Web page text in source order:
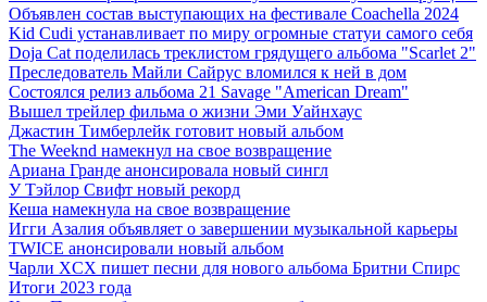
Объявлен состав выступающих на фестивале Coachella 2024
Kid Cudi устанавливает по миру огромные статуи самого себя
Doja Cat поделилась треклистом грядущего альбома "Scarlet 2"
Преследователь Майли Сайрус вломился к ней в дом
Состоялся релиз альбома 21 Savage "American Dream"
Вышел трейлер фильма о жизни Эми Уайнхаус
Джастин Тимберлейк готовит новый альбом
The Weeknd намекнул на свое возвращение
Ариана Гранде анонсировала новый сингл
У Тэйлор Свифт новый рекорд
Кеша намекнула на свое возвращение
Игги Азалия объявляет о завершении музыкальной карьеры
TWICE анонсировали новый альбом
Чарли XCX пишет песни для нового альбома Бритни Спирс
Итоги 2023 года